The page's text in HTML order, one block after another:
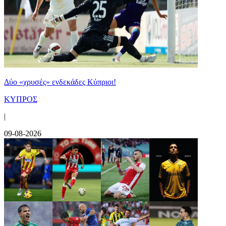
Δύο «χρυσές» ενδεκάδες Κύπριοι!
ΚΥΠΡΟΣ
|
09-08-2026